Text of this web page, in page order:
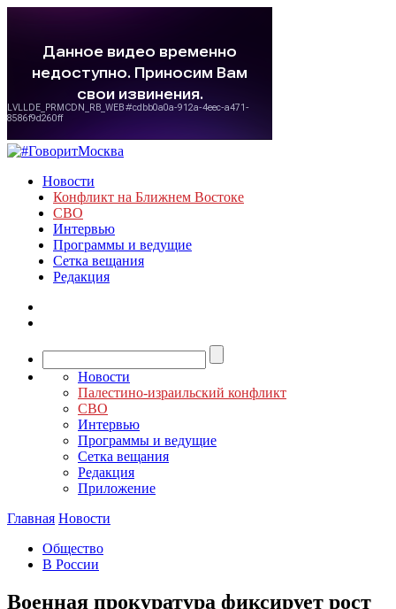
Новости
Конфликт на Ближнем Востоке
СВО
Интервью
Программы и ведущие
Сетка вещания
Редакция
Новости
Палестино-израильский конфликт
СВО
Интервью
Программы и ведущие
Сетка вещания
Редакция
Приложение
Главная Новости
Общество
В России
Военная прокуратура фиксирует рост